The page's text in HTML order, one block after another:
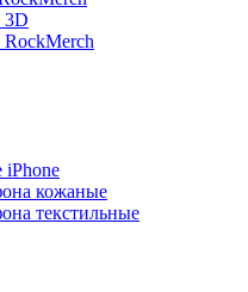
3D
iPhone
кожаные
текстильные